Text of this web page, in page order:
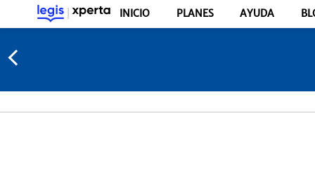
INICIO PLANES AYUDA